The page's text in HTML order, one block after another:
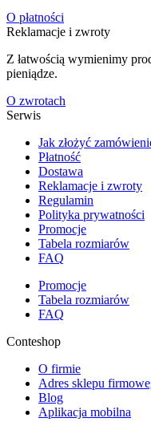
O płatności
Reklamacje i zwroty
Z łatwością wymienimy
pieniądze.
O zwrotach
Serwis
Jak złożyć
Płatność
Dostawa
Reklamacje i zwroty
Regulamin
Polityka prywatności
Promocje
Tabela rozmiarów
FAQ
Promocje
Tabela rozmiarów
FAQ
Conteshop
O firmie
Adres sklepu
Blog
Aplikacja mobilna